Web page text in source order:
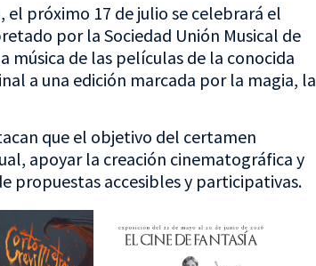
el próximo 17 de julio se celebrará el
por la Sociedad Unión Musical de
música de las películas de la conocida
a una edición marcada por la magia, la
que el objetivo del certamen
apoyar la creación cinematográfica y
propuestas accesibles y participativas.